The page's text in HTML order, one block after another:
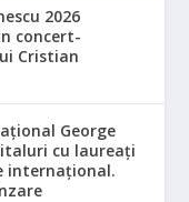
2026
concert-
Cristian
George
cu laureați
internațional.